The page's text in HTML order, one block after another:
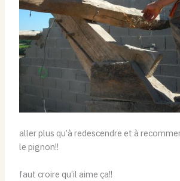
aller plus qu’à redescendre et à
le pignon!!
faut croire qu’il aime ça!!